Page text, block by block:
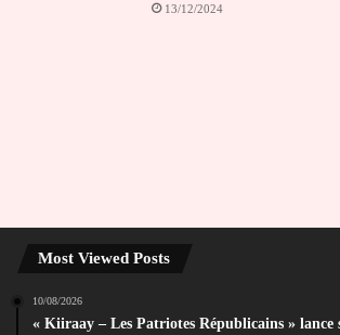
13/12/2024
Most Viewed Posts
10/08/2026
« Kiiraay – Les Patriotes Républicains » lance